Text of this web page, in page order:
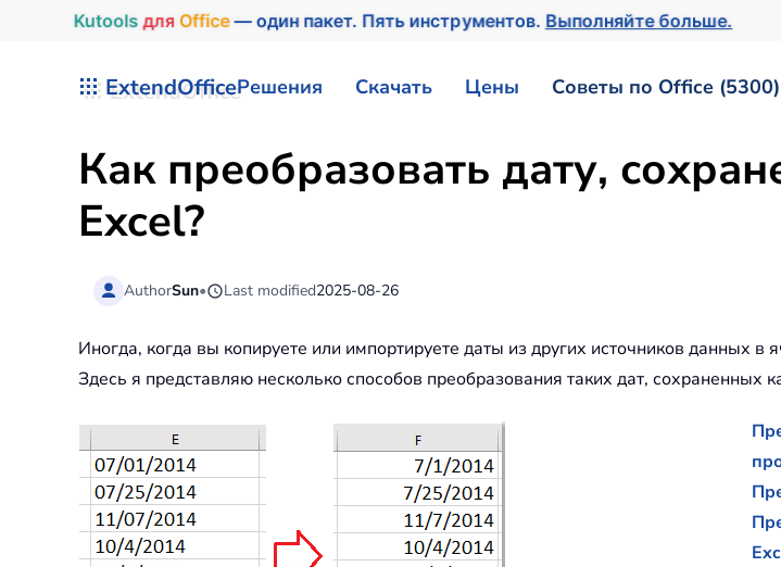
Kutools для Office— один пакет. Пять инструментов.Выполняйте больше.
ExtendOfficeРешения Скачать Цены Советы по Office (5300)
Как преобразовать дату,
Excel?
AuthorSun• Last modified2025-08-26
Иногда, когда вы копируете или импортируете даты из других источников данных
Здесь я представляю несколько способов преобразования таких дат, сохраненных